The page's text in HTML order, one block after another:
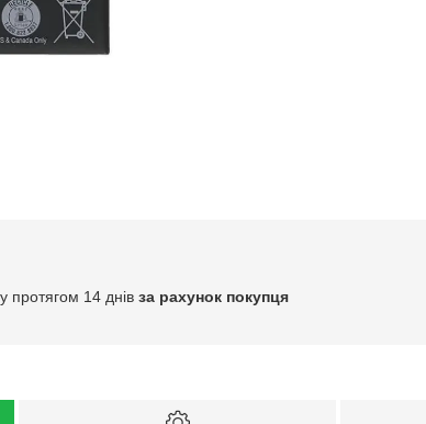
протягом 14 днів за рахунок покупця